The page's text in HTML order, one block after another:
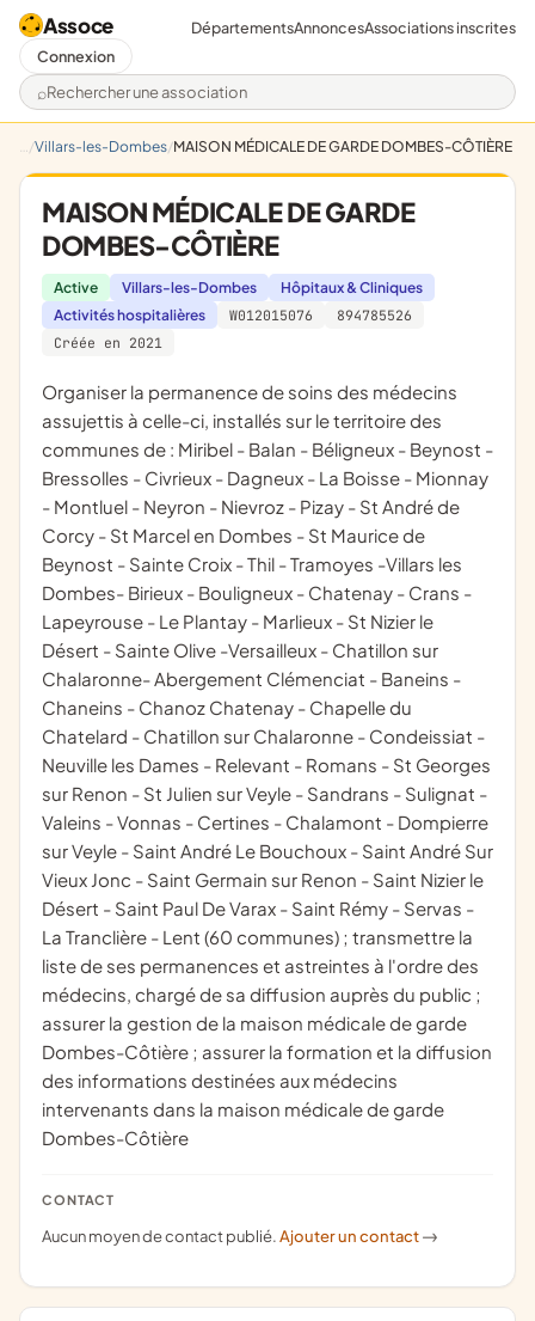
Assoce
Rechercher une association
DépartementsAnnoncesAssociations inscrites
Connexion
Villars-les-Dombes MAISON MÉDICALE DE GARDE DOMBES-CÔTIÈRE
MAISON MÉDICALE DE GARDE
DOMBES-CÔTIÈRE
Active Villars-les-Dombes
Hôpitaux & Cliniques
Activités hospitalières
W012015076
894785526
Créée en 2021
organiser la permanence de soins des médecins
assujettis à celle-ci, installés sur le territoire des
communes de : Miribel - Balan - Béligneux - Beynost -
Bressolles - Civrieux - Dagneux - La Boisse - Mionnay
- Montluel - Neyron - Nievroz - Pizay - St André de
Corcy - St Marcel en Dombes - St Maurice de
Beynost - Sainte Croix - Thil - Tramoyes -Villars les
Dombes- Birieux - Bouligneux - Chatenay - Crans -
Lapeyrouse - Le Plantay - Marlieux - St Nizier le
Désert - Sainte Olive -Versailleux - Chatillon sur
Chalaronne- Abergement Clémenciat - Baneins -
Chaneins - Chanoz Chatenay - Chapelle du
Chatelard - Chatillon sur Chalaronne - Condeissiat -
Neuville les Dames - Relevant - Romans - St Georges
sur Renon - St Julien sur Veyle - Sandrans - Sulignat -
Valeins - Vonnas - Certines - Chalamont - Dompierre
sur Veyle - Saint André Le Bouchoux - Saint André Sur
Vieux Jonc - Saint Germain sur Renon - Saint Nizier le
Désert - Saint Paul De Varax - Saint Rémy - Servas -
La Tranclière - Lent (60 communes) ; transmettre la
liste de ses permanences et astreintes à l'ordre des
médecins, chargé de sa diffusion auprès du public ;
assurer la gestion de la maison médicale de garde
Dombes-Côtière ; assurer la formation et la diffusion
des informations destinées aux médecins
intervenants dans la maison médicale de garde
Dombes-Côtière
CONTACT
Aucun moyen de contact publié.Ajouter un contact ->